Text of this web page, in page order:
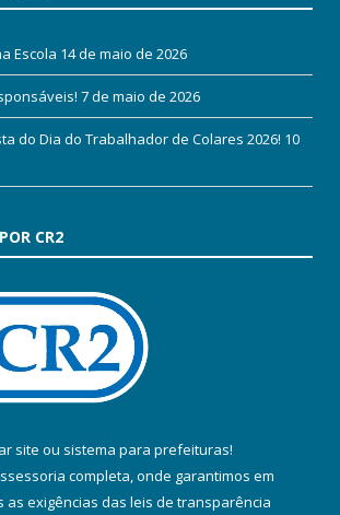
Escola 14 de maio de 2026
7 de maio de 2026
do Dia do Trabalhador de Colares 2026! 10
CR2
site ou sistema para prefeituras!
completa, onde garantimos em
as exigências das leis de transparência